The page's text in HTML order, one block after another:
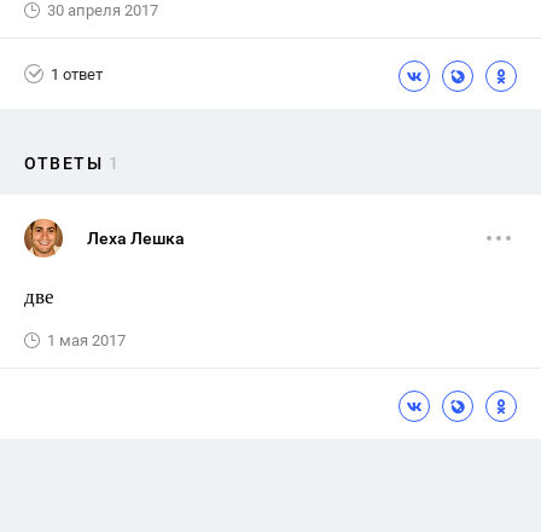
30 апреля 2017
1 ответ
ОТВЕТЫ 1
Леха Лешка
две
1 мая 2017